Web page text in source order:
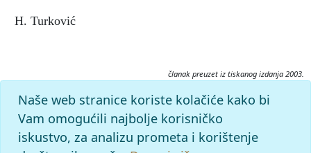
H. Turković
članak preuzet iz tiskanog izdanja 2003.
Citiranje:
filmologija.
Filmski leksikon (2003), mrežno izdanje.
Leksikografski zavod Miroslav Krleža, 2026. Pristupljeno
7.8.2026. <https://film.lzmk.hr/clanak/filmologija>.
Naše web stranice koriste kolačiće kako bi
Vam omogućili najbolje korisničko
iskustvo, za analizu prometa i korištenje